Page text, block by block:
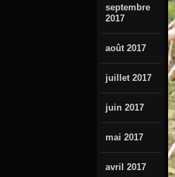
septembre
2017
août 2017
juillet 2017
juin 2017
mai 2017
avril 2017